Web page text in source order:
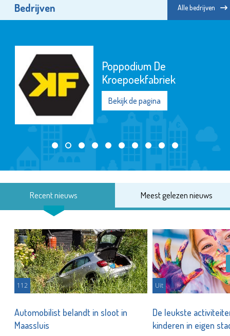
Bedrijven Alle bedrijven
Poppodium De
Kroepoekfabriek
Bekijk de pagina
Recent nieuws Meest gelezen nieuws
112
Automobilist belandt in sloot in
Maassluis
Uit
De leukste
kinderen in eigen